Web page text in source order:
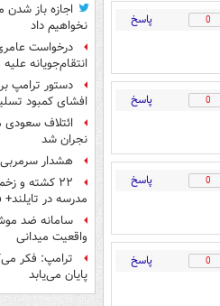
0 پاسخ
0 پاسخ
0 پاسخ
0 پاسخ
اجازه باز شدن
نخواهیم داد
درخواست
انتقام‌جویانه
دستور ترامپ
افشای کمبود
ائتلاف
نجران شد
هشدار
۲۲ کشته و
مدرسه در تایلند+
سامانه ضد
واقعیت میدانی
ترامپ: فکر
پایان می‌یابد